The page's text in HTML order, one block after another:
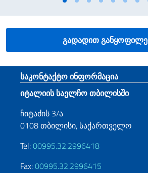
გადადით
Footer section
საკონტაქტო ინფორმაცია
იტალიის საელჩო თბილისში
ჩიტაძის 3/ა
0108 თბილისი, საქართველო
Tel:00995.32.2996418
Fax:00995.32.2996415